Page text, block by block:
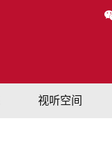
视听空间